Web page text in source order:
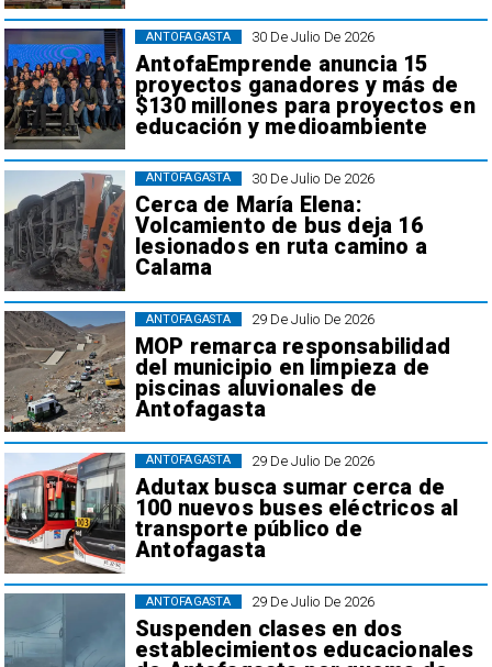
30 De Julio De 2026
AntofaEmprende anuncia 15
proyectos ganadores y más de
$130 millones para proyectos en
educación y medioambiente
ANTOFAGASTA
30 De Julio De 2026
Cerca de María Elena:
Volcamiento de bus deja 16
lesionados en ruta camino a
Calama
ANTOFAGASTA
29 De Julio De 2026
MOP remarca responsabilidad
del municipio en limpieza de
piscinas aluvionales de
Antofagasta
ANTOFAGASTA
29 De Julio De 2026
Adutax busca sumar cerca de
100 nuevos buses eléctricos al
transporte público de
Antofagasta
ANTOFAGASTA
29 De Julio De 2026
Suspenden clases en dos
establecimientos educacionales
ANTOFAGASTA